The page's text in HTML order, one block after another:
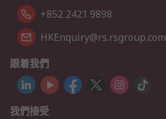
+852 2421 9898
HKEnquiry@rs.rsgroup.com
跟着我們
我們接受